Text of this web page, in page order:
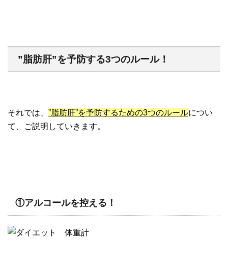
”脂肪肝”を予防する3つのルール！
それでは、 ”脂肪肝”を予防するための3つのルールについ
て、ご説明していきます。
①アルコールを控える！